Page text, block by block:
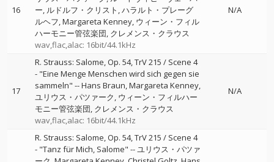
16
ー ルドルフ・クリスト ハラルト・プレーグ
ルヘフ Margareta Kenney ウィーン・フィル
ハーモニー管弦楽団 クレメンス・クラウス
wav,flac,alac: 16bit/44.1kHz
N/A
17
R. Strauss: Salome, Op. 54, TrV 215 / Scene 4
- "Eine Menge Menschen wird sich gegen sie
sammeln" --Hans Braun Margareta Kenney
ユリウス・パツァーク ウィーン・フィルハー
モニー管弦楽団 クレメンス・クラウス
wav,flac,alac: 16bit/44.1kHz
N/A
R. Strauss: Salome, Op. 54, TrV 215 / Scene 4
- "Tanz für Mich, Salome" --ユリウス・パツァ